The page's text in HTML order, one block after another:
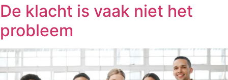
De klacht is vaak niet het
probleem